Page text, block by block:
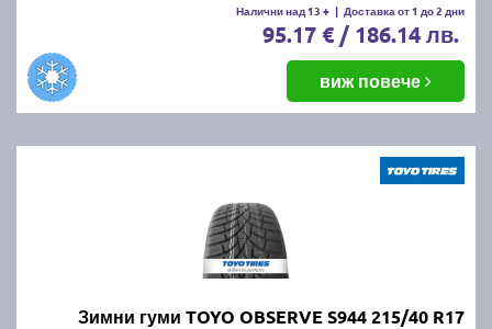
Налични над 13 + | Доставка от 1 до 2 дни
95.17 € / 186.14 лв.
виж повече
Зимни гуми TOYO OBSERVE S944 215/40 R17